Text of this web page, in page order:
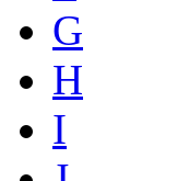
G
H
I